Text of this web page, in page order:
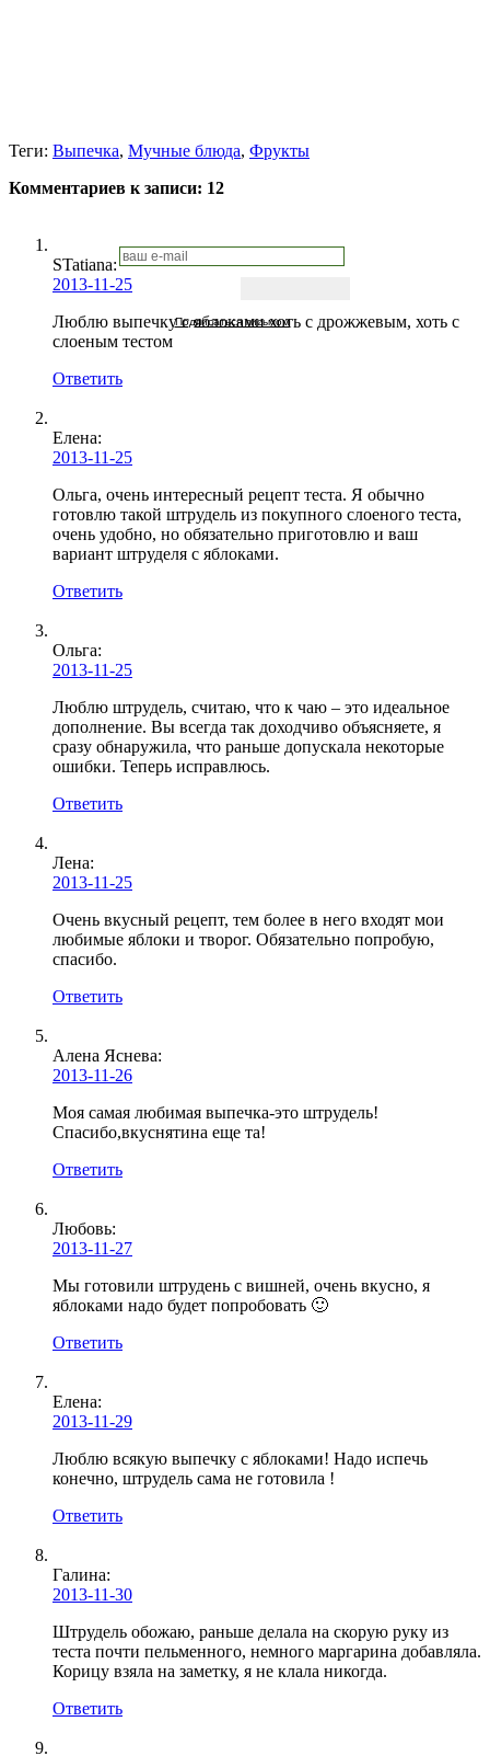
Подписаться письмом
Теги: Выпечка, Мучные блюда, Фрукты
Комментариев к записи: 12
STatiana:
2013-11-25
Люблю выпечку с яблоками хоть с дрожжевым, хоть с
слоеным тестом
Ответить
Елена:
2013-11-25
Ольга, очень интересный рецепт теста. Я обычно
готовлю такой штрудель из покупного слоеного теста,
очень удобно, но обязательно приготовлю и ваш
вариант штруделя с яблоками.
Ответить
Ольга:
2013-11-25
Люблю штрудель, считаю, что к чаю – это идеальное
дополнение. Вы всегда так доходчиво объясняете, я
сразу обнаружила, что раньше допускала некоторые
ошибки. Теперь исправлюсь.
Ответить
Лена:
2013-11-25
Очень вкусный рецепт, тем более в него входят мои
любимые яблоки и творог. Обязательно попробую,
спасибо.
Ответить
Алена Яснева:
2013-11-26
Моя самая любимая выпечка-это штрудель!
Спасибо,вкуснятина еще та!
Ответить
Любовь:
2013-11-27
Мы готовили штрудень с вишней, очень вкусно, я
яблоками надо будет попробовать 🙂
Ответить
Елена:
2013-11-29
Люблю всякую выпечку с яблоками! Надо испечь
конечно, штрудель сама не готовила !
Ответить
Галина:
2013-11-30
Штрудель обожаю, раньше делала на скорую руку из
теста почти пельменного, немного маргарина добавляла.
Корицу взяла на заметку, я не клала никогда.
Ответить